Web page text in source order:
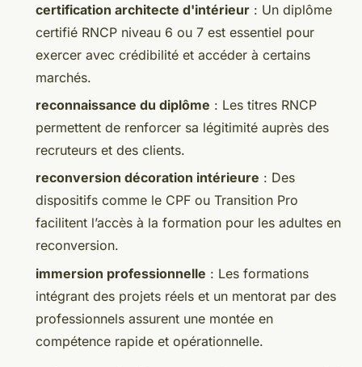
certification architecte d'intérieur : Un diplôme
certifié RNCP niveau 6 ou 7 est essentiel pour
exercer avec crédibilité et accéder à certains
marchés.
reconnaissance du diplôme : Les titres RNCP
permettent de renforcer sa légitimité auprès des
recruteurs et des clients.
reconversion décoration intérieure : Des
dispositifs comme le CPF ou Transition Pro
facilitent l’accès à la formation pour les adultes en
reconversion.
immersion professionnelle : Les formations
intégrant des projets réels et un mentorat par des
professionnels assurent une montée en
compétence rapide et opérationnelle.